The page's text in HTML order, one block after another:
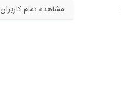
مشاهده تمام کاربران